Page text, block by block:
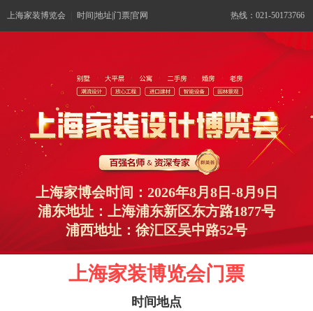
上海家装博览会 时间|地址|门票|官网 热线：021-50173766
上海家博会时间：2026年8月8日-8月9日
浦东地址：上海浦东新区东方路1877号
浦西地址：徐汇区吴中路52号
上海家装博览会门票
时间地点